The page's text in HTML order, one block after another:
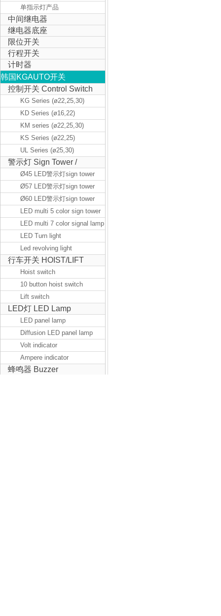
单指示灯产品
中间继电器
继电器底座
限位开关
行程开关
计时器
韩国KGAUTO开关
控制开关 Control Switch
KG Series (ø22,25,30)
KD Series (ø16,22)
KM series (ø22,25,30)
KS Series (ø22,25)
UL Series (ø25,30)
警示灯 Sign Tower /
Warning Light
Ø45 LED警示灯sign tower
Ø57 LED警示灯sign tower
Ø60 LED警示灯sign tower
LED multi 5 color sign tower
LED multi 7 color signal lamp
LED Turn light
Led revolving light
行车开关 HOIST/LIFT
Hoist switch
10 button hoist switch
Lift switch
LED灯 LED Lamp
LED panel lamp
Diffusion LED panel lamp
Volt indicator
Ampere indicator
蜂鸣器 Buzzer